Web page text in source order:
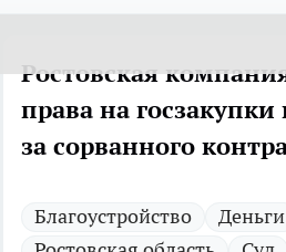
Ростовская
права на госзакупки
за сорванного
Благоустройство
Деньги